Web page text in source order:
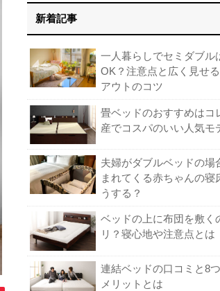
新着記事
一人暮らしでセミダブル
OK？注意点と広く見せ
アウトのコツ
畳ベッドのおすすめはコ
産でコスパのいい人気モ
夫婦がダブルベッドの場
まれてくる赤ちゃんの寝
うする？
ベッドの上に布団を敷く
リ？寝心地や注意点とは
連結ベッドの口コミと8
メリットとは